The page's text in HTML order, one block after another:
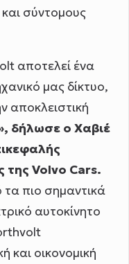
σύντομους
αποτελεί ένα
μας δίκτυο,
δήλωσε ο Χαβιέ
της Volvo Cars.
τα πιο σημαντικά
αυτοκίνητο
και οικονομική